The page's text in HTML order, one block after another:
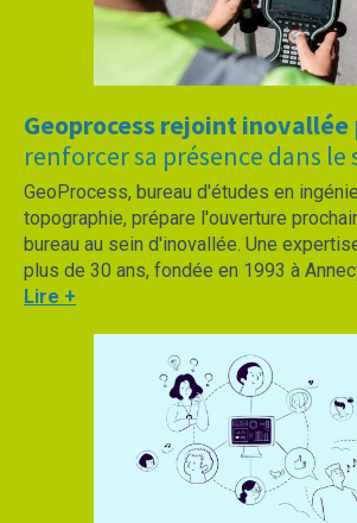
Geoprocess rejoint inovallée
renforcer sa présence dans
GeoProcess, bureau d'études en
topographie, prépare l'ouverture
bureau au sein d'inovallée. Une
plus de 30 ans, fondée en 1993 à
Lire +